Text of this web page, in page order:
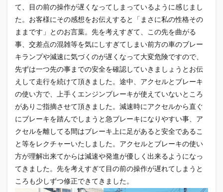
て、目の前の操作が遅くなってしまっているように感じまし
た。お客様にその感想をお伝えすると「まさに私の性格その
ままです」とのお言葉。先を考えすぎて、この先を曲がる
事、交差点の混雑等を気にしすぎてしまい前方の車のブレー
キランプや減速に気づくのが遅くなって大変危険ですので、
先ずは一つ先の事までの安全を確認していきましょうとお伝
えして走行を続けて頂きました。途中、アクセルとブレーキ
の使い方で、上手くエンジンブレーキが使えていないところ
がありご指摘させて頂きました。減速時にアクセルから直ぐ
にブレーキを踏んでしまうと急ブレーキになりやすい事、ア
クセルを離してる間はブレーキ上に足があると安全であるこ
と等をレクチャーいたしました。アクセルとブレーキの使い
方が理解出来てからは減速や発進が優しく出来るようになっ
てきました。先を考えすぎて目の前の操作が遅れてしまうと
ころも少しずつ修正できてきました。